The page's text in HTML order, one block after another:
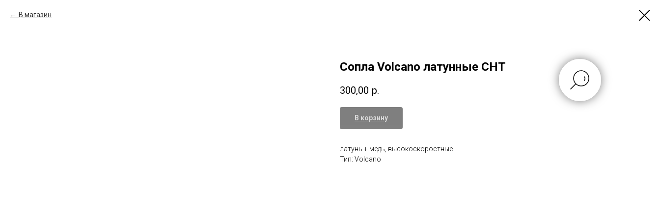
В магазин
Сопла Volcano латунные CHT
300,00 р.
В корзину
латунь + медь, высокоскоростные
Тип: Volcano